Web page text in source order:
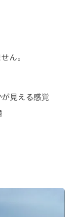
ん。
見える感覚